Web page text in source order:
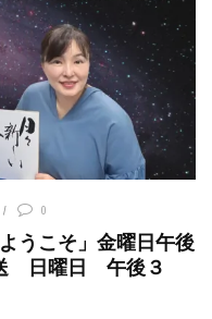
0
うこそ」金曜日午後
日曜日 午後３